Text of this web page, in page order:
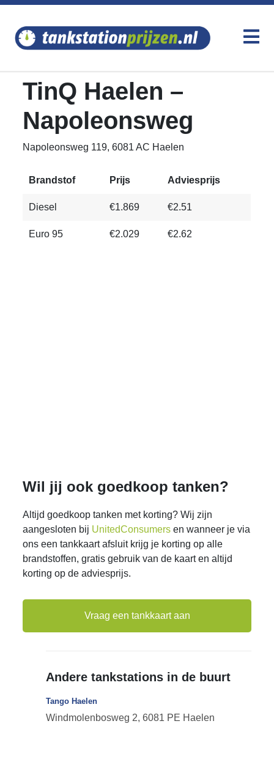
TinQ Haelen –
Napoleonsweg
Napoleonsweg 119, 6081 AC Haelen
Brandstof Prijs Adviesprijs
Diesel €1.869 €2.51
Euro 95 €2.029 €2.62
Wil jij ook goedkoop tanken?
Altijd goedkoop tanken met korting? Wij zijn
aangesloten bij UnitedConsumers en wanneer je via
ons een tankkaart afsluit krijg je korting op alle
brandstoffen, gratis gebruik van de kaart en altijd
korting op de adviesprijs.
Vraag een tankkaart aan
Andere tankstations in de buurt
Tango Haelen
Windmolenbosweg 2, 6081 PE Haelen